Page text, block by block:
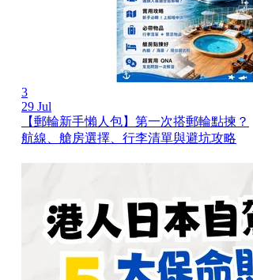
3
29 Jul
【郵輪新手懶人包】第一次搭郵輪點揀？
航線、艙房選擇、行李清單與避坑攻略